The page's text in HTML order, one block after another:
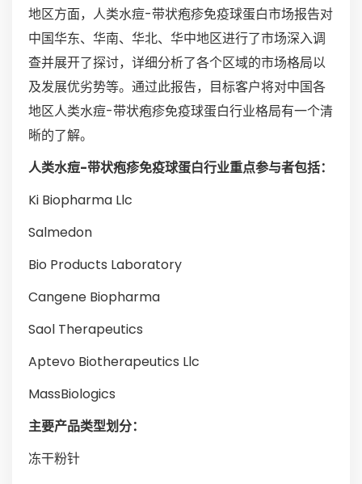
地区方面，人类水痘-带状疱疹免疫球蛋白市场报告对
中国华东、华南、华北、华中地区进行了市场深入调
查并展开了探讨，详细分析了各个区域的市场格局以
及发展优劣势等。通过此报告，目标客户将对中国各
地区人类水痘-带状疱疹免疫球蛋白行业格局有一个清
晰的了解。
人类水痘-带状疱疹免疫球蛋白行业重点参与者包括：
Ki Biopharma Llc
Salmedon
Bio Products Laboratory
Cangene Biopharma
Saol Therapeutics
Aptevo Biotherapeutics Llc
MassBiologics
主要产品类型划分：
冻干粉针